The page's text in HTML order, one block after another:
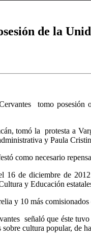
de la
tomo
tomó la protesta a
y Paula
como necesario
16 de diciembre de
y Educación
y 10 más
señaló que éste
cultura popular, de